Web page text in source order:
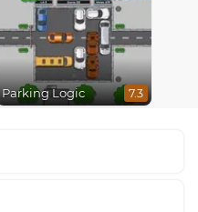
Parking Logic 7.3